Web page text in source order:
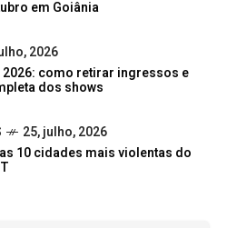
em Goiânia
2026
2026: como retirar ingressos e
dos shows
25, julho, 2026
10 cidades mais violentas do